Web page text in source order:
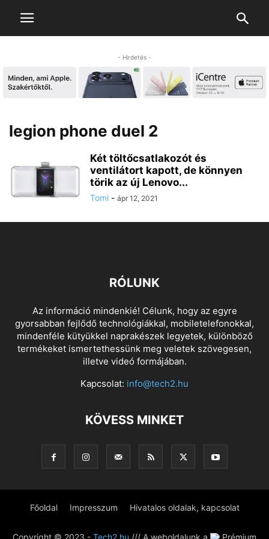
- Hirdetés -
legion phone duel 2
Két töltőcsatlakozót és
ventilátort kapott, de könnyen
törik az új Lenovo...
Tomi - ápr 12, 2021
RÓLUNK
Az információ mindenkié! Célunk, hogy az egyre
gyorsabban fejlődő technológiákkal, mobiletelefonokkal,
mindenféle kütyükkel naprakészek legyetek, különböző
termékeket ismertethessünk meg veletek szövegesen,
illetve videó formájában.
Kapcsolat: info@tech2.hu
KÖVESS MINKET
Főoldal Impresszum Hivatalos oldalak, kapcsolat